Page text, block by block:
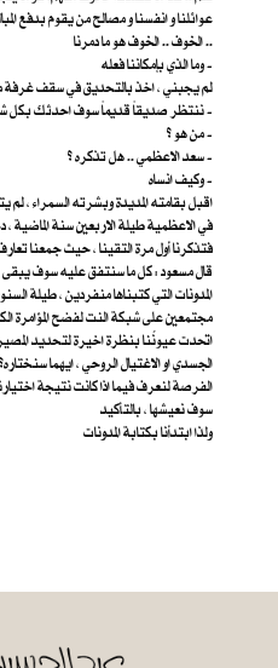
عوائلنا و انفسنا و مصالح من يقوم بدفع
.. الخوف .. الخوف هو ما دمرنا
وما الذي بإمكاننا فعله -
لم يجبني ، اخذ بالتحديق في سقف
ننتظر صديقاً قديماً سوف احدثك بكل شيء حينما يصل -
من هو ؟ -
سعد الاعظمي .. هل تذكره ؟ -
وكيف انساه -
اقبل بقامته المديدة وبشرته السمراء ،
في الاعظمية طيلة الاربعين سنة الماضية
فتذكرنا أول مرة التقينا ، حيث جمعنا
قال مسعود : كل ما سنتفق عليه سوف يبقى
المدونات التي كتبناها منفردين ، طيلة
مجتمعين على شبكة النت لفضح المؤامرة
اتحدت عيونُنا بنظرة اخيرة لتحديد
الجسدي او الاغتيال الروحي ، ايهما
الفرصة لنعرف فيما اذا كانت نتيجة
سوف نعيشها ، بالتأكيد
ولذا ابتدأنا بكتابة المدونات